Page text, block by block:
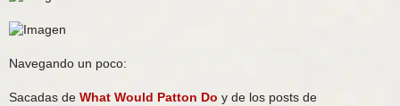
Navegando un poco:
Sacadas de What Would Patton Do y de los posts de